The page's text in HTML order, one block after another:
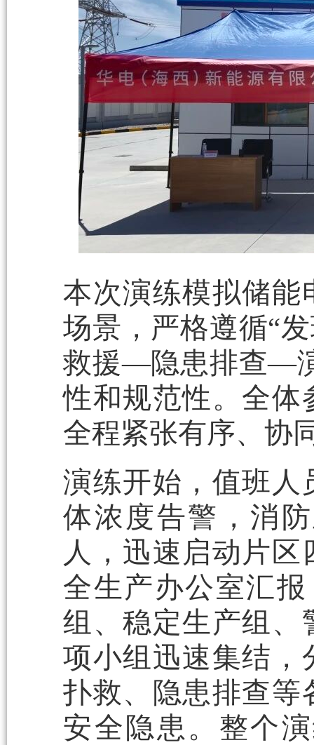
本次演练模拟储能
场景，严格遵循“
救援—隐患排查—
性和规范性。全体
全程紧张有序、协
演练开始，值班人
体浓度告警，消
人，迅速启动片
全生产办公室汇
组、稳定生产组、
项小组迅速集结，
扑救、隐患排查等
安全隐患。整个